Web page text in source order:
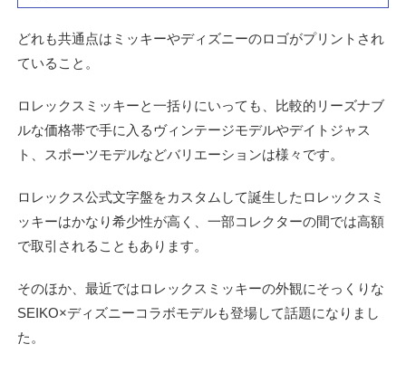
どれも共通点はミッキーやディズニーのロゴがプリントされ
ていること。
ロレックスミッキーと一括りにいっても、比較的リーズナブ
ルな価格帯で手に入るヴィンテージモデルやデイトジャス
ト、スポーツモデルなどバリエーションは様々です。
ロレックス公式文字盤をカスタムして誕生したロレックスミ
ッキーはかなり希少性が高く、一部コレクターの間では高額
で取引されることもあります。
そのほか、最近ではロレックスミッキーの外観にそっくりな
SEIKO×ディズニーコラボモデルも登場して話題になりまし
た。